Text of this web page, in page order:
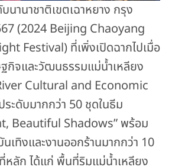
นานาชาติเขตเฉาหยาง กรุง
(2024 Beijing Chaoyang
Festival) ที่เพิ่งเปิดฉากไปเมื่อ
กิจและวัฒนธรรมแม่น้ำเหลียง
Cultural and Economic
ะดับมากกว่า 50 ชุดในธีม
Beautiful Shadows” พร้อม
เทิงและงานออกร้านมากกว่า 10
หลัก ได้แก่ พื้นที่ริมแม่น้ำเหลียง